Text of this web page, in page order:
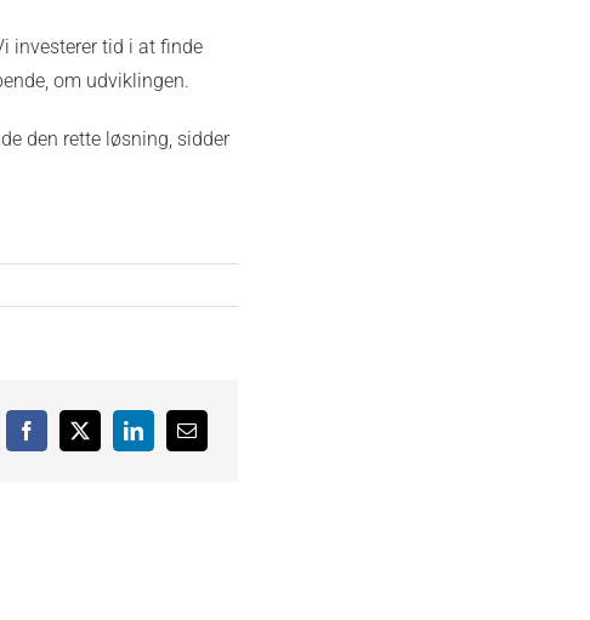
investerer tid i at finde
om udviklingen.
den rette løsning, sidder